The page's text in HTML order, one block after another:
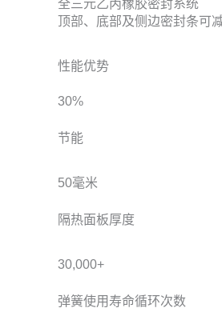
全三元乙丙橡胶密封系统
顶部、底部及侧边密封条可
性能优势
30%
节能
50毫米
隔热面板厚度
30,000+
弹簧使用寿命循环次数